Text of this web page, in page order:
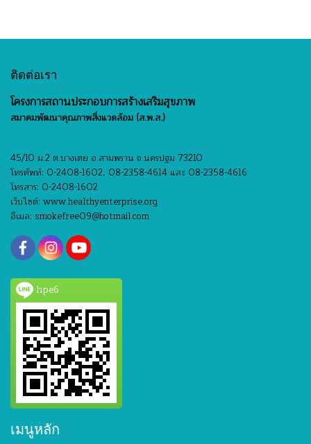
ติดต่อเรา
โครงการสถานประกอบการสร้างเสริมสุขภาพ
สมาคมพัฒนาคุณภาพสิ่งแวดล้อม (ส.พ.ส.)
45/10 ม.2 ต.บางเตย อ.สามพราน จ.นครปฐม 73210
โทรศัพท์: 0-2408-1602, 08-2358-4614 และ 08-2358-4616
โทรสาร: 0-2408-1602
เว็บไซต์: www.healthyenterprise.org
อีเมล: smokefree09@hotmail.com
hpe6
เมนูหลัก